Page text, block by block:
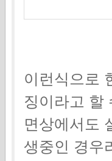
이런식으로
징이라고 할
면상에서도
생중인 경우